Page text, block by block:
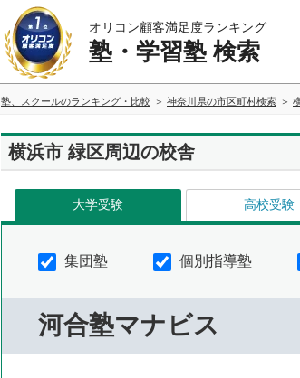
オリコン顧客満足度ランキング
塾・学習塾 検索
塾、スクールのランキング・比較 神奈川県の市区町村検索
横浜市 緑区周辺の校舎
大学受験 高校受験
集団塾 個別指導塾
河合塾マナビス